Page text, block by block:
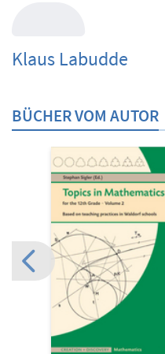
Klaus Labudde
BÜCHER VOM AUTOR